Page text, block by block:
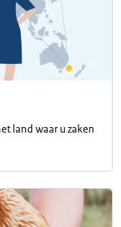
land waar u zaken